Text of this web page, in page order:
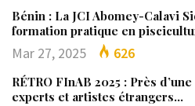
Bénin : La JCI Abomey-Calavi
formation pratique en
Mar 27, 2025 626
RÉTRO FInAB 2025 : Près
experts et artistes étrangers…